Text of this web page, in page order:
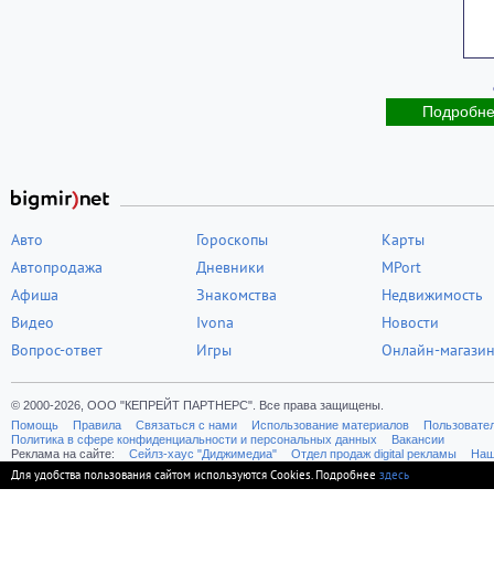
Авто
Автопродажа
Афиша
Видео
Вопрос-ответ
Гороскопы
Дневники
Знакомства
Ivona
Игры
Карты
MPort
Недвижимость
Новости
Онлайн-магазин
© 2000-2026, ООО "КЕПРЕЙТ ПАРТНЕРС". Все права защищены.
Помощь
Правила Связаться с нами Использование материалов
Политика в сфере конфиденциальности и персональных данных
Вакансии
Реклама на сайте:
Cейлз-хаус "Диджимедиа" Отдел продаж digital рекламы
Для удобства пользования сайтом используются Cookies. Подробнее здесь